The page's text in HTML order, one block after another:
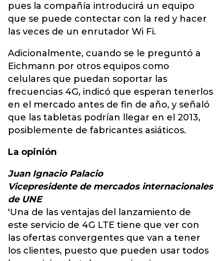
pues la compañía introducirá un equipo
que se puede contectar con la red y hacer
las veces de un enrutador Wi Fi.
Adicionalmente, cuando se le preguntó a
Eichmann por otros equipos como
celulares que puedan soportar las
frecuencias 4G, indicó que esperan tenerlos
en el mercado antes de fin de año, y señaló
que las tabletas podrían llegar en el 2013,
posiblemente de fabricantes asiáticos.
La opinión
Juan Ignacio Palacio
Vicepresidente de mercados internacionales
de UNE
'Una de las ventajas del lanzamiento de
este servicio de 4G LTE tiene que ver con
las ofertas convergentes que van a tener
los clientes, puesto que pueden usar todos